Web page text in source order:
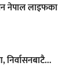
नेपाल लाइफका
निर्वासनबाटै…